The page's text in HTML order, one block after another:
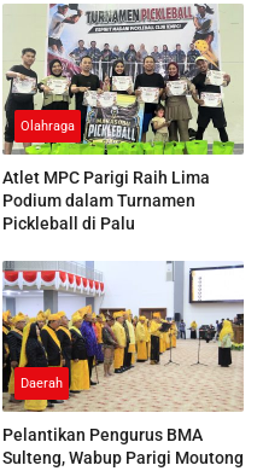
Olahraga
Atlet MPC Parigi Raih Lima
Podium dalam Turnamen
Pickleball di Palu
Daerah
Pelantikan Pengurus BMA
Sulteng, Wabup Parigi Moutong